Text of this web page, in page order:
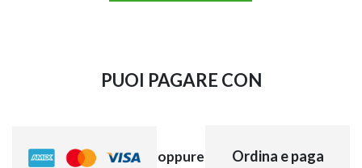
PUOI PAGARE CON
oppure
Ordina e paga